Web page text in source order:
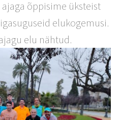
ajaga õppisime üksteist
elukogemusi.
elu nähtud.